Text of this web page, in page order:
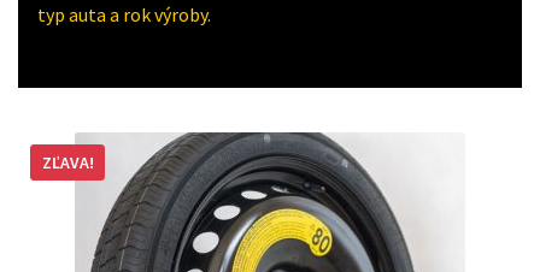
typ auta a rok výroby.
ZĽAVA!